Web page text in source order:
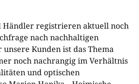
Händler registrieren aktuell noch
nach nachhaltigen
Kunden ist das Thema
noch nachrangig im Verhältnis
und optischen